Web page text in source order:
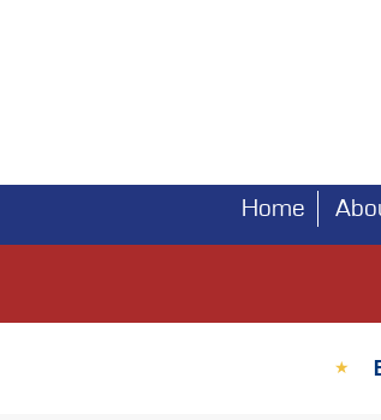
Main
Home
★